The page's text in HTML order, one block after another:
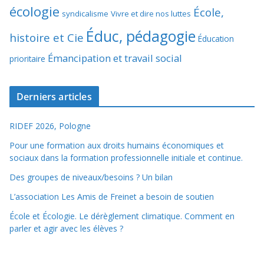
écologie syndicalisme Vivre et dire nos luttes École,
histoire et Cie Éduc, pédagogie Éducation
prioritaire Émancipation et travail social
Derniers articles
RIDEF 2026, Pologne
Pour une formation aux droits humains économiques et
sociaux dans la formation professionnelle initiale et continue.
Des groupes de niveaux/besoins ? Un bilan
L’association Les Amis de Freinet a besoin de soutien
École et Écologie. Le dérèglement climatique. Comment en
parler et agir avec les élèves ?